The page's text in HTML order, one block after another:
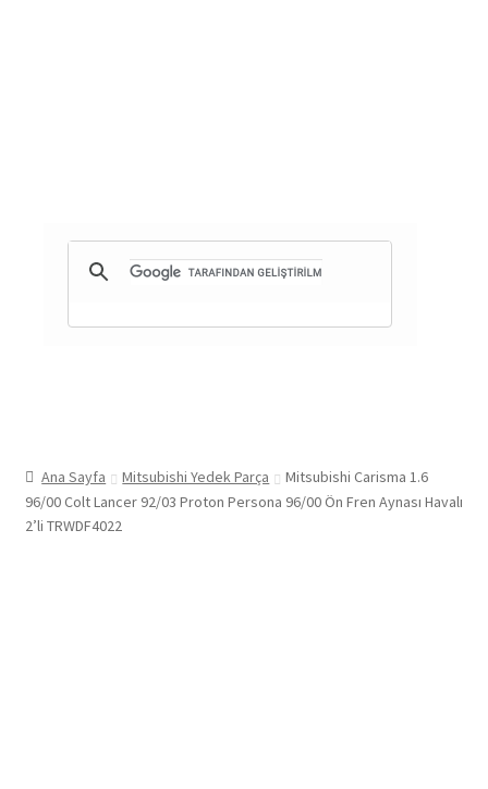
Ana Sayfa Mitsubishi Yedek Parça
Mitsubishi Carisma 1.6
96/00 Colt Lancer 92/03 Proton Persona 96/00 Ön Fren Aynası Havalı
2’li TRWDF4022